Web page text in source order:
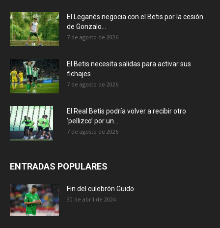
El Leganés negocia con el Betis por la cesión
de Gonzalo...
7 de agosto de 2026
El Betis necesita salidas para activar sus
fichajes
7 de agosto de 2026
El Real Betis podría volver a recibir otro
‘pellizco’ por un...
7 de agosto de 2026
ENTRADAS POPULARES
Fin del culebrón Guido
30 de abril de 2024